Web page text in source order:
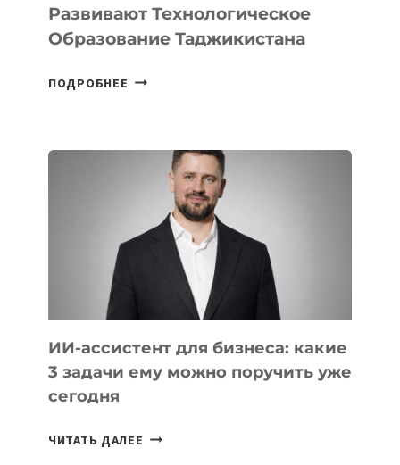
Развивают Технологическое
Образование Таджикистана
ПОДРОБНЕЕ 6
КОТОРЫЕ
РАЗВИВАЮТ
ТЕХНОЛОГИЧЕСКОЕ
ОБРАЗОВАНИЕ
ТАДЖИКИСТАНА
ИИ-ассистент для бизнеса: какие
3 задачи ему можно поручить уже
сегодня
ЧИТАТЬ ДАЛЕЕ ИИ-